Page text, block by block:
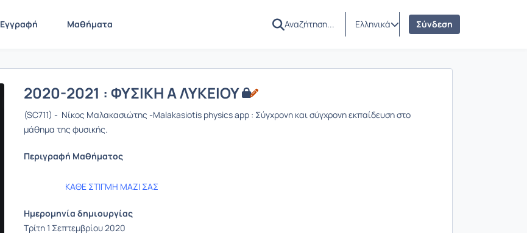
Εγγραφή Μαθήματα Ελληνικά Σύνδεση
2020-2021 : ΦΥΣΙΚΗ Α ΛΥΚΕΙΟΥ
(SC711) - Νίκος Μαλακασιώτης -Malakasiotis physics app : Σύγχρονη και σύγχρονη εκπαίδευση στο
μάθημα της φυσικής.
Περιγραφή Μαθήματος
ΚΑΘΕ ΣΤΙΓΜΗ ΜΑΖΙ ΣΑΣ
Ημερομηνία δημιουργίας
Τρίτη 1 Σεπτεμβρίου 2020